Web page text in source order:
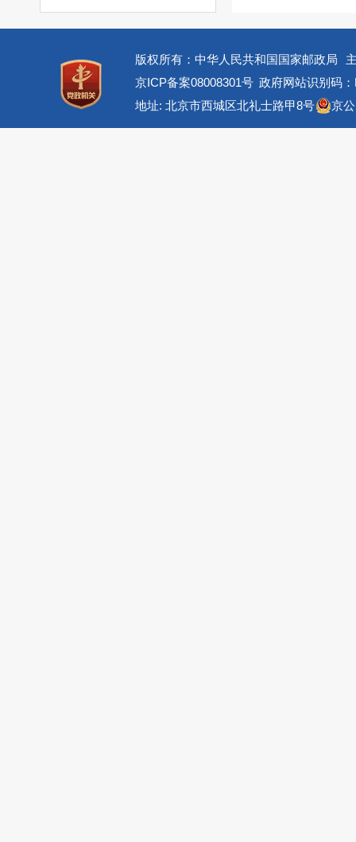
版权所有：中华人民共和国国家邮政局
京ICP备案08008301号 政府网站识别码
地址: 北京市西城区北礼士路甲8号
京